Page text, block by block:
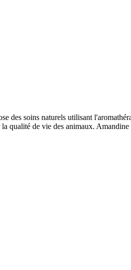
des soins naturels utilisant
qualité de vie des animaux.